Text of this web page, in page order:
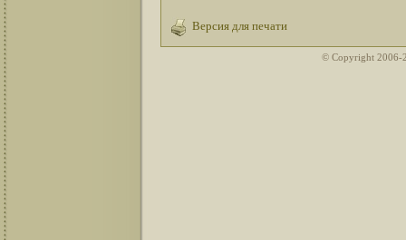
Версия для печати
© Copyright 2006-